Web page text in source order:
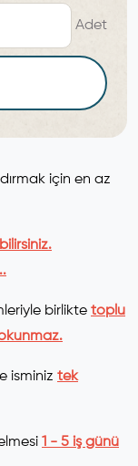
Adet
için en az
birlikte toplu
isminiz tek
1 - 5 iş günü